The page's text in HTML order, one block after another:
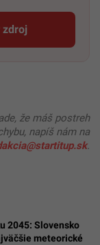
sa otvorí v
že máš postreh
napíš nám na
.
2045: Slovensko
meteorické